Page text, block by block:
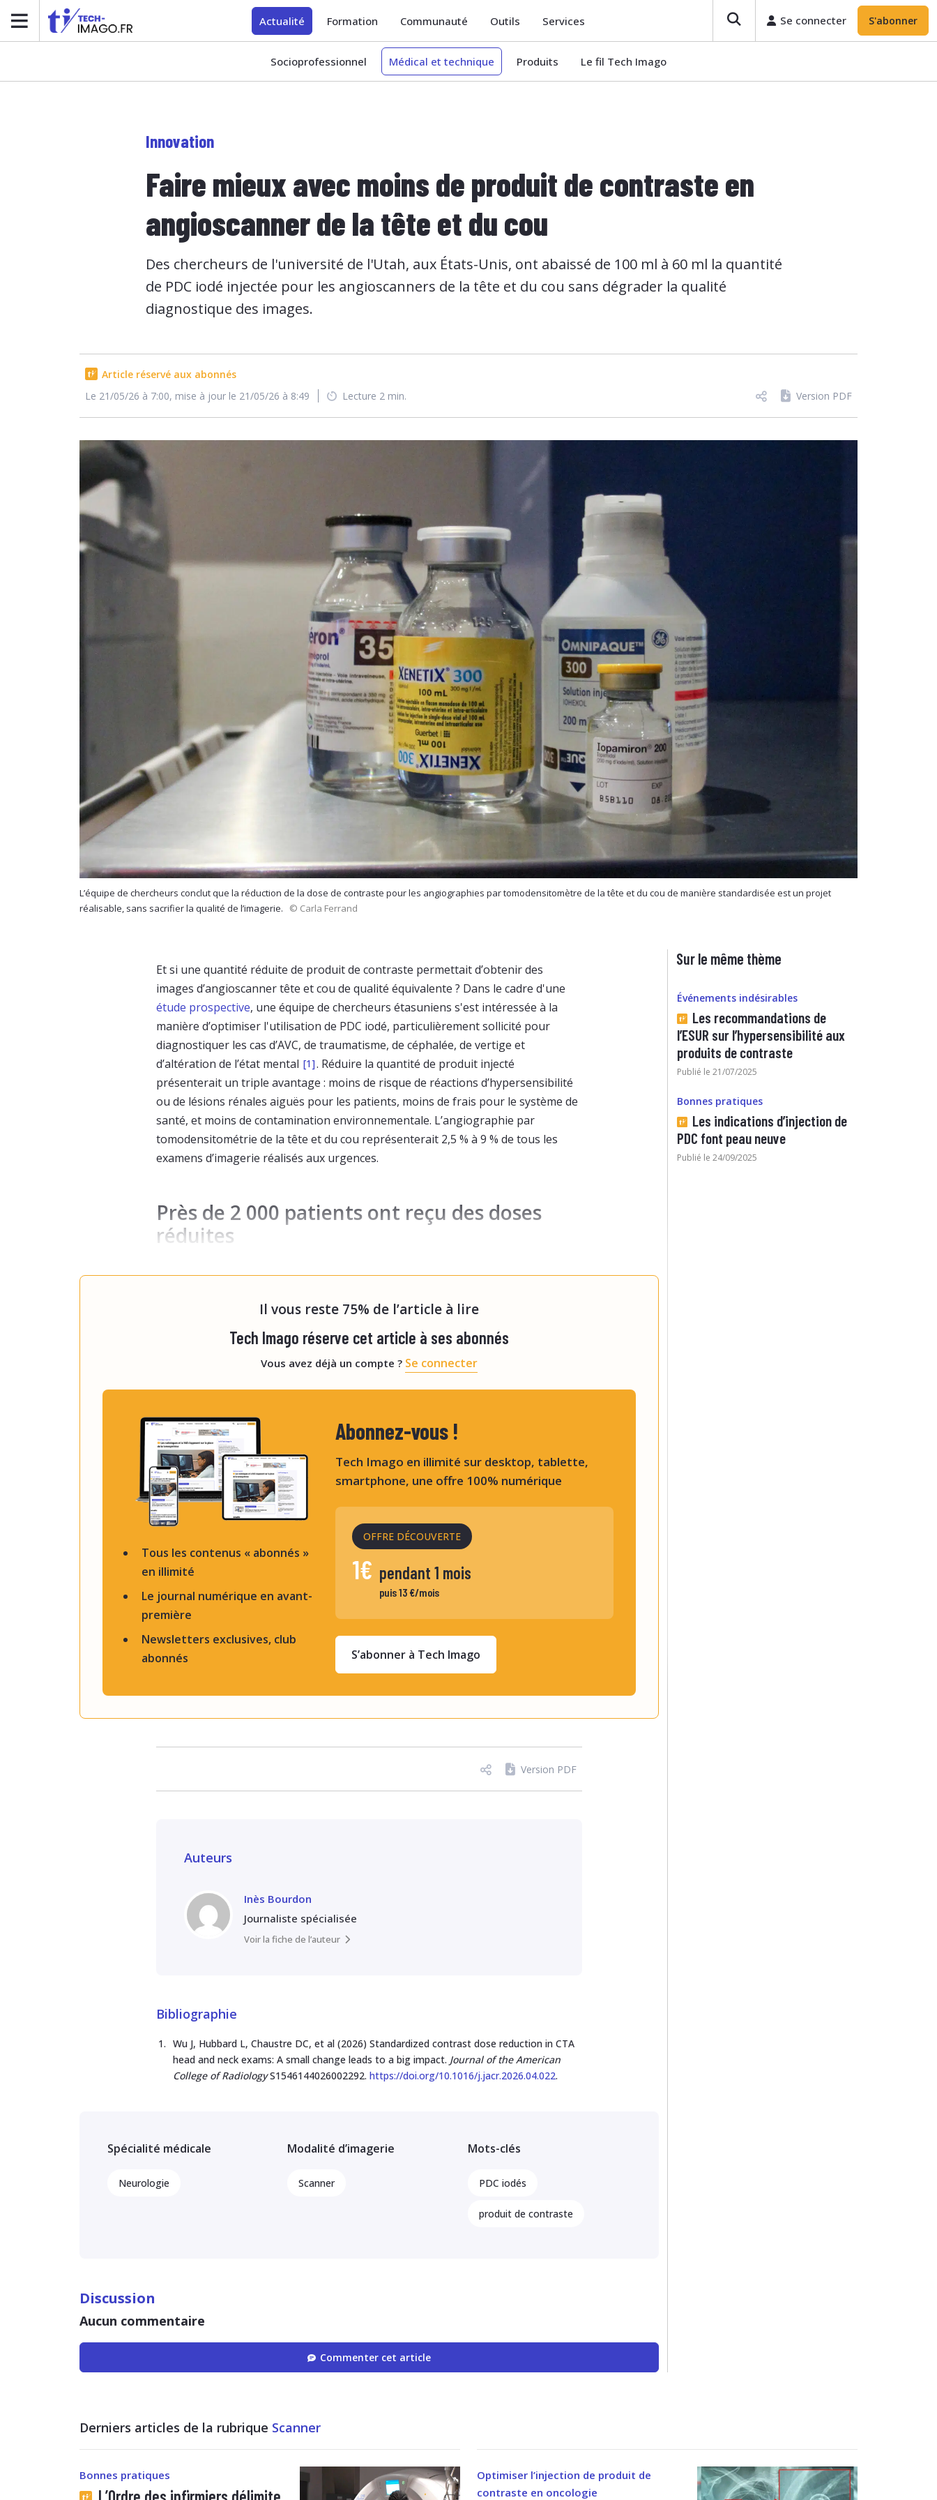
Actualité Formation Communauté Outils Services Se connecter S'abonner
Socioprofessionnel Médical et technique Produits Le fil Tech Imago
Innovation
Faire mieux avec moins de produit de contraste en
angioscanner de la tête et du cou
Des chercheurs de l'université de l'Utah, aux États-Unis, ont abaissé de 100 ml à 60 ml la quantité
de PDC iodé injectée pour les angioscanners de la tête et du cou sans dégrader la qualité
diagnostique des images.
Article réservé aux abonnés
Le 21/05/26 à 7:00, mise à jour le 21/05/26 à 8:49
Lecture 2 min. Version PDF
L’équipe de chercheurs conclut que la réduction de la dose de contraste pour les angiographies par tomodensitomètre de la tête et du cou de manière standardisée est un projet
réalisable, sans sacrifier la qualité de l’imagerie.
© Carla Ferrand
Et si une quantité réduite de produit de contraste permettait d’obtenir des
images d’angioscanner tête et cou de qualité équivalente ? Dans le cadre d'une
étude prospective, une équipe de chercheurs étasuniens s'est intéressée à la
manière d’optimiser l'utilisation de PDC iodé, particulièrement sollicité pour
diagnostiquer les cas d’AVC, de traumatisme, de céphalée, de vertige et
d’altération de l’état mental [1]. Réduire la quantité de produit injecté
présenterait un triple avantage : moins de risque de réactions d’hypersensibilité
ou de lésions rénales aiguës pour les patients, moins de frais pour le système de
santé, et moins de contamination environnementale. L’angiographie par
tomodensitométrie de la tête et du cou représenterait 2,5 % à 9 % de tous les
examens d’imagerie réalisés aux urgences.
Près de 2 000 patients ont reçu des doses
réduites
Il vous reste 75% de l’article à lire
Tech Imago réserve cet article à ses abonnés
Vous avez déjà un compte ? Se connecter
Tous les contenus « abonnés »
en illimité
Le journal numérique en avant-
première
Newsletters exclusives, club
abonnés
Abonnez-vous !
Tech Imago en illimité sur desktop, tablette,
smartphone, une offre 100% numérique
OFFRE DÉCOUVERTE
1€ pendant 1 mois
puis 13 €/mois
S’abonner à Tech Imago
Version PDF
Auteurs
Inès Bourdon
Journaliste spécialisée
Voir la fiche de l’auteur
Bibliographie
Wu J, Hubbard L, Chaustre DC, et al (2026) Standardized contrast dose reduction in CTA
head and neck exams: A small change leads to a big impact. Journal of the American
College of RadiologyS1546144026002292. https://doi.org/10.1016/j.jacr.2026.04.022.
Spécialité médicale
Neurologie
Modalité d’imagerie
Scanner
Mots-clés
PDC iodés
produit de contraste
Discussion
Aucun commentaire
Commenter cet article
Sur le même thème
Événements indésirables
Les recommandations de
l’ESUR sur l’hypersensibilité aux
produits de contraste
Publié le 21/07/2025
Bonnes pratiques
Les indications d’injection de
PDC font peau neuve
Publié le 24/09/2025
Derniers articles de la rubrique Scanner
Bonnes pratiques
Optimiser l’injection de produit de
contraste en oncologie